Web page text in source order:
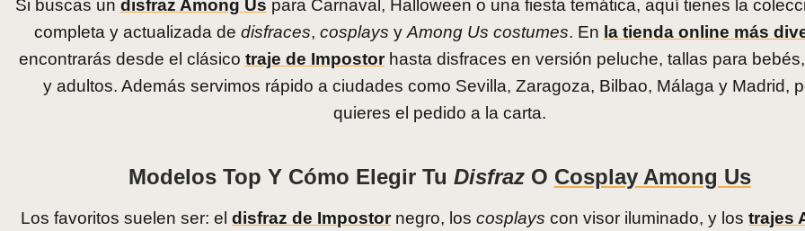
Si buscas un disfraz Among Us para Carnaval, Halloween o una fiesta temática, aquí tienes la
completa y actualizada de disfraces, cosplays y Among Us costumes. En la tienda online más
encontrarás desde el clásico traje de Impostorhasta disfraces en versión peluche, tallas para
y adultos. Además servimos rápido a ciudades como Sevilla, Zaragoza, Bilbao, Málaga y Madrid,
quieres el pedido a la carta.
Modelos Top Y Cómo Elegir Tu DisfrazO Cosplay Among Us
Los favoritos suelen ser: eldisfraz de Impostornegro, loscosplays con visor iluminado, y lostrajes